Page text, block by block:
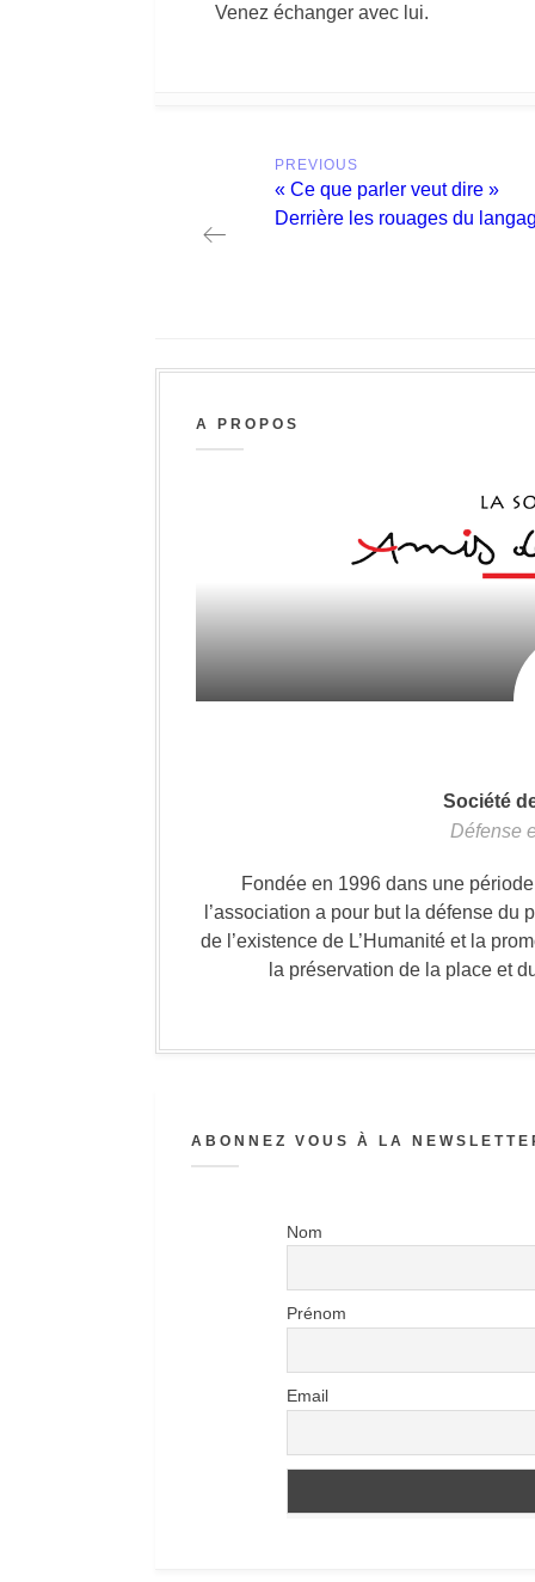
Venez échanger avec lui.
navigation
PREVIOUS
Previous
post:
« Ce que parler veut dire »
Derrière les rouages du
A PROPOS
Société
Défense
Fondée en 1996 dans une
l’association a pour but la défense
de l’existence de L’Humanité et la
la préservation de la place et
ABONNEZ VOUS À LA
Nom
Prénom
Email